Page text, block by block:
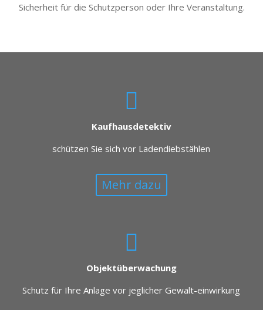
Sicherheit für die Schutzperson oder Ihre Veranstaltung.
Kaufhausdetektiv
schützen Sie sich vor Ladendiebstählen
Mehr dazu
Objektüberwachung
Schutz für Ihre Anlage vor jeglicher Gewalt-einwirkung